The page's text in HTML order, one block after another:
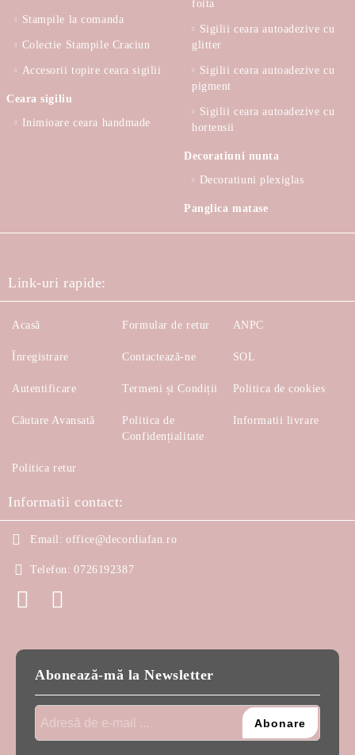
Stampile la comanda
Colectie Stampile Craciun
Accesorii topire ceara sigilii
Ceara sigiliu
Inimioare ceara handmade
foita
Sigilii ceara autoadezive cu
glitter
Sigilii ceara autoadezive cu
pigment
Sigilii ceara autoadezive cu
hortensii
Decoratiuni nunta
Decoratiuni plexiglas
Panglica matase
Link-uri rapide:
Acasă
Înregistrare
Autentificare
Căutare Avansată
Formular de retur
Contactează-ne
Termeni și Condiții
Politica de
Confidențialitate
ANPC
SOL
Politica de cookies
Informatii livrare
Politica retur
Informatii contact:
Email: office@decordiafan.ro
Telefon: 0726192387
Abonează-mă la Newsletter